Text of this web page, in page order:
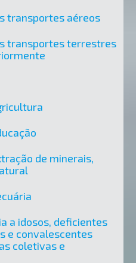
transportes aéreos
transportes terrestres
de minerais,
a idosos, deficientes
e convalescentes
coletivas e